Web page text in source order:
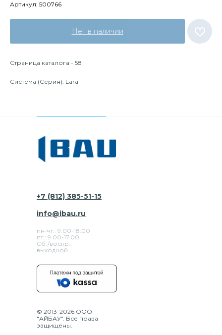
Артикул: 500766
Нет в наличии
Страница каталога - 58
Система (Серия): Lara
+7 (812) 385-51-15
пн-чт.: 9:00-18:00
пт.: 9.00-17.00
Сб./воскр.:
выходной
info@ibau.ru
© 2013-2026 ООО
"АЙБАУ". Все права
защищены.